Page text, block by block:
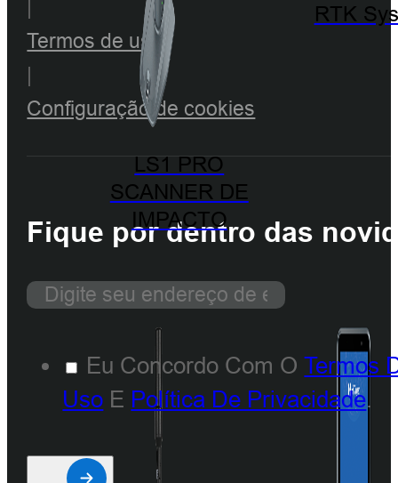
LS1 PRO
SCANNER DE
IMPACTO
RTK
Termos de uso
Configuração de cookies
Fique por dentro das
Eu Concordo Com OTermos
Uso E Política De Privacidade.